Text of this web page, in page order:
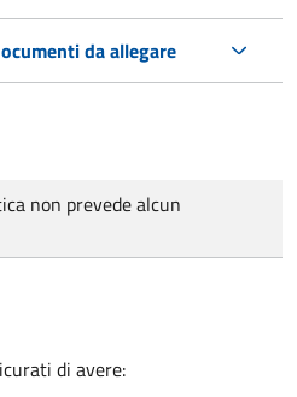
da allegare
non prevede alcun
di avere: